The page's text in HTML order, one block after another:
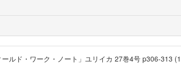
ルド・ワーク・ノート」ユリイカ 27巻4号 p306-313